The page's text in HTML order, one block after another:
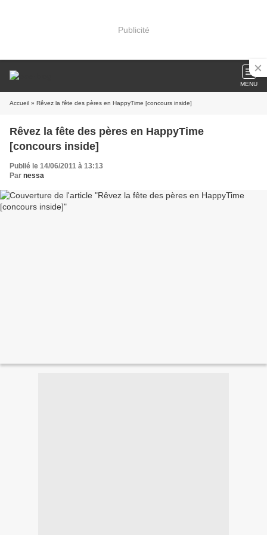
Publicité
MENU
Accueil » Rêvez la fête des pères en HappyTime [concours inside]
Rêvez la fête des pères en HappyTime
[concours inside]
Publié le 14/06/2011 à 13:13
Par nessa